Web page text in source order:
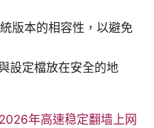
版本的相容性，以避免
設定檔放在安全的地
年高速稳定翻墙上网